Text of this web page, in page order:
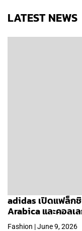
LATEST NEWS
adidas เปิดแฟล็ก
Arabica และคอลเ
Fashion | June 9, 2026